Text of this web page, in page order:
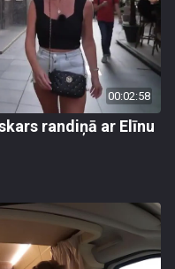
00:02:58
randiņā ar Elīnu